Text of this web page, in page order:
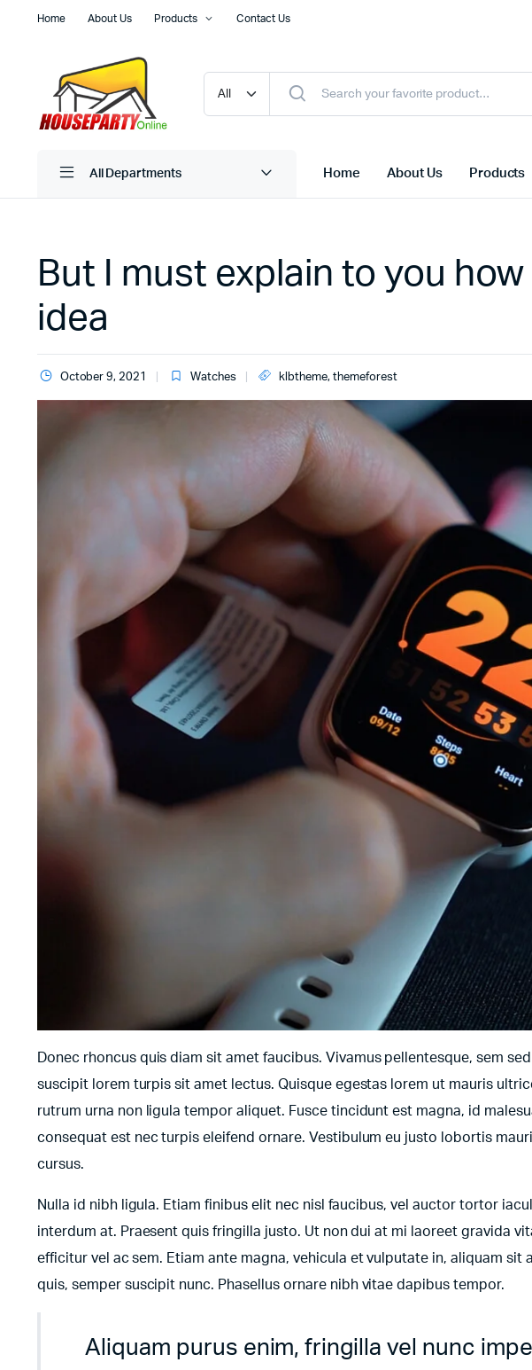
Home About Us Products Contact Us
All Departments Home About Us Products
But I must explain to you
idea
October 9, 2021 Watches klbtheme, themeforest
Donec rhoncus quis diam sit amet faucibus. Vivamus pellentesque, sem
suscipit lorem turpis sit amet lectus. Quisque egestas lorem ut mauris
rutrum urna non ligula tempor aliquet. Fusce tincidunt est magna, id
consequat est nec turpis eleifend ornare. Vestibulum eu justo lobortis
cursus.
Nulla id nibh ligula. Etiam finibus elit nec nisl faucibus, vel auctor tortor
interdum at. Praesent quis fringilla justo. Ut non dui at mi laoreet gravida
efficitur vel ac sem. Etiam ante magna, vehicula et vulputate in, aliquam sit
quis, semper suscipit nunc. Phasellus ornare nibh vitae dapibus tempor.
Aliquam purus enim, fringilla vel nunc